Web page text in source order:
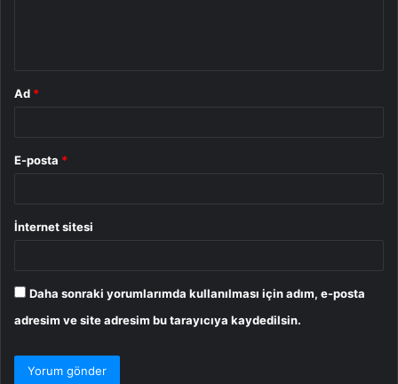
Ad *
E-posta *
İnternet sitesi
Daha sonraki yorumlarımda kullanılması için adım, e-posta
adresim ve site adresim bu tarayıcıya kaydedilsin.